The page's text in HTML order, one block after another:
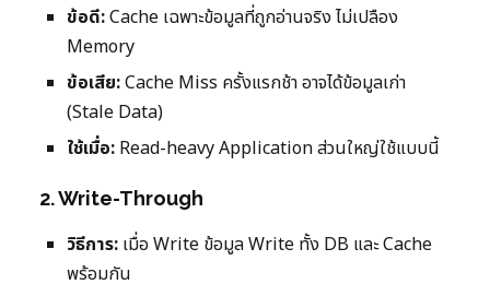
ข้อดี:Cache เฉพาะข้อมูลที่ถูกอ่านจริง ไม่เปลือง
Memory
ข้อเสีย:Cache Miss ครั้งแรกช้า อาจได้ข้อมูลเก่า
(Stale Data)
ใช้เมื่อ: Read-heavy Application ส่วนใหญ่ใช้แบบนี้
2. Write-Through
วิธีการ: เมื่อ Write ข้อมูล Write ทั้ง DB และ Cache
พร้อมกัน